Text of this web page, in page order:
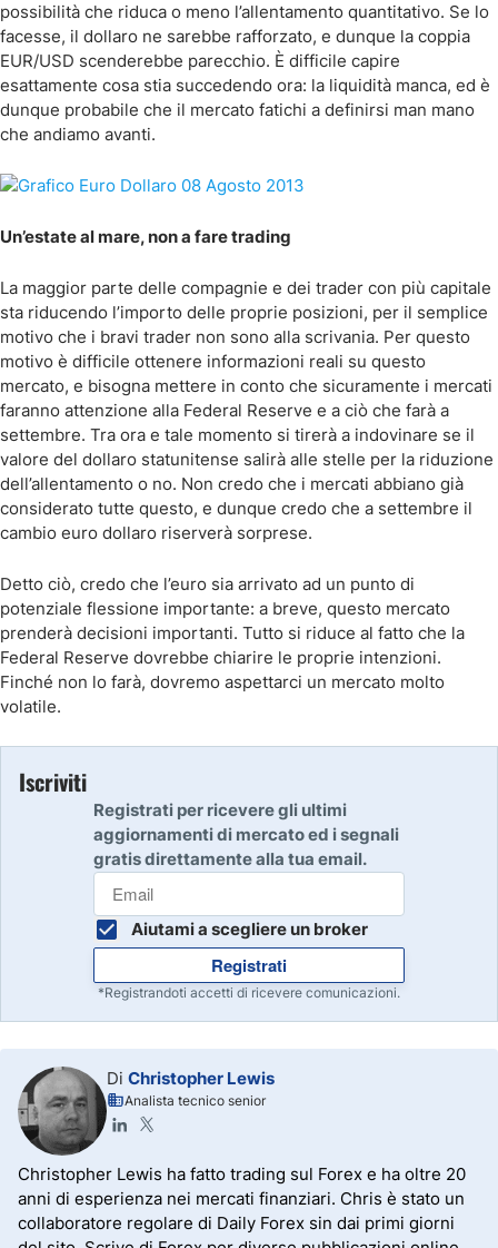
possibilità che riduca o meno l’allentamento quantitativo. Se lo
facesse, il dollaro ne sarebbe rafforzato, e dunque la coppia
EUR/USD scenderebbe parecchio. È difficile capire
esattamente cosa stia succedendo ora: la liquidità manca, ed è
dunque probabile che il mercato fatichi a definirsi man mano
che andiamo avanti.
Un’estate al mare, non a fare trading
La maggior parte delle compagnie e dei trader con più capitale
sta riducendo l’importo delle proprie posizioni, per il semplice
motivo che i bravi trader non sono alla scrivania. Per questo
motivo è difficile ottenere informazioni reali su questo
mercato, e bisogna mettere in conto che sicuramente i mercati
faranno attenzione alla Federal Reserve e a ciò che farà a
settembre. Tra ora e tale momento si tirerà a indovinare se il
valore del dollaro statunitense salirà alle stelle per la riduzione
dell’allentamento o no. Non credo che i mercati abbiano già
considerato tutte questo, e dunque credo che a settembre il
cambio euro dollaro riserverà sorprese.
Detto ciò, credo che l’euro sia arrivato ad un punto di
potenziale flessione importante: a breve, questo mercato
prenderà decisioni importanti. Tutto si riduce al fatto che la
Federal Reserve dovrebbe chiarire le proprie intenzioni.
Finché non lo farà, dovremo aspettarci un mercato molto
volatile.
Iscriviti
Registrati per ricevere gli ultimi
aggiornamenti di mercato ed i segnali
gratis direttamente alla tua email.
Aiutami a scegliere un broker
Registrati
*Registrandoti accetti di ricevere comunicazioni.
Di Christopher Lewis
Analista tecnico senior
Christopher Lewis ha fatto trading sul Forex e ha oltre 20
anni di esperienza nei mercati finanziari. Chris è stato un
collaboratore regolare di Daily Forex sin dai primi giorni